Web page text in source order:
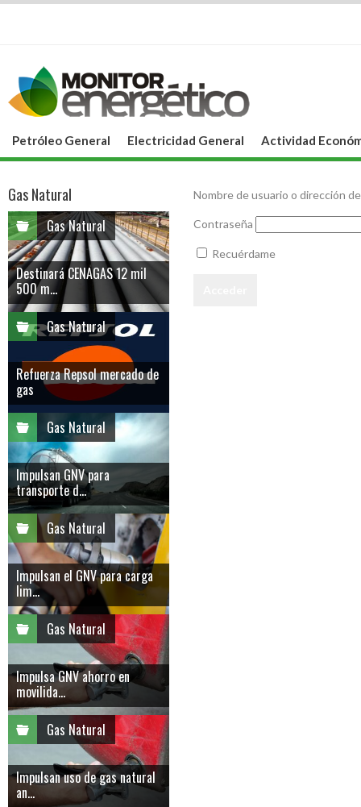
Petróleo General Electricidad General Actividad
Nombre de usuario o dirección
Contraseña
Recuérdame
Gas Natural
Gas Natural
Destinará CENAGAS 12 mil
500 m...
Gas Natural
Refuerza Repsol mercado de
gas
Gas Natural
Impulsan GNV para
transporte d...
Gas Natural
Impulsan el GNV para carga
lim...
Gas Natural
Impulsa GNV ahorro en
movilida...
Gas Natural
Impulsan uso de gas natural
an...